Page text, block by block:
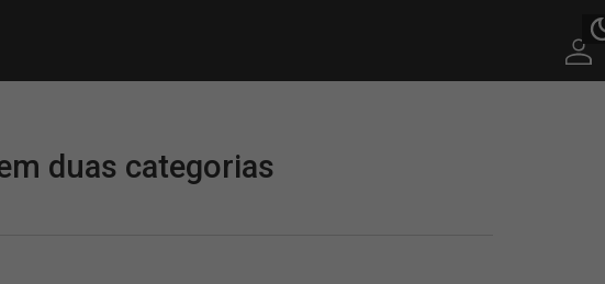
duas categorias